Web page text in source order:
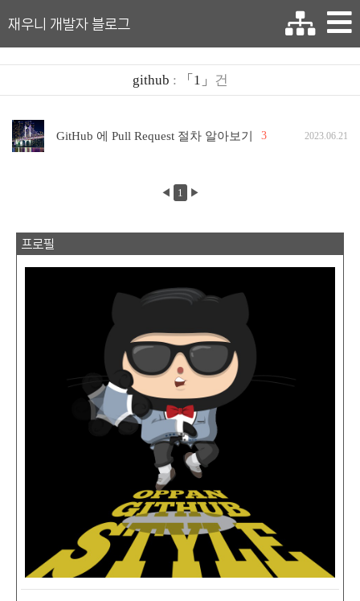
재우니 개발자 블로그
github : 「1」 건
GitHub 에 Pull Request 절차 알아보기 3 2023.06.21
◀ 1 ▶
프로필